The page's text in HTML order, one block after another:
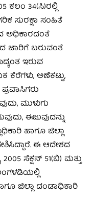
ಕಲಂ 34(ಸಿ)ರಲ್ಲಿ
ಸುರಕ್ಷಾ ಸಂಹಿತೆ
ಅಧಿಕಾರದಂತೆ
ಜಾರಿಗೆ ಬರುವಂತೆ
ಇರುವ
ಅಣೆಕಟ್ಟು,
ಮುಳುಗು
ಈಜುವುದನ್ನು
ಹಾಗೂ ಜಿಲ್ಲಾ
ಈ ಆದೇಶದ
ಸೆಕ್ಷನ್ 51(ಬಿ) ಮತ್ತು
ಜಿಲ್ಲಾ ದಂಡಾಧಿಕಾರಿ